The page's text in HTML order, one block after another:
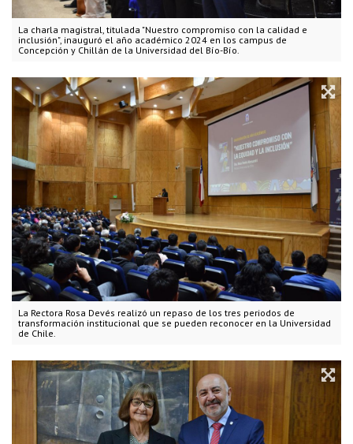
La charla magistral, titulada "Nuestro compromiso con la calidad e
inclusión", inauguró el año académico 2024 en los campus de
Concepción y Chillán de la Universidad del Bío-Bío.
La Rectora Rosa Devés realizó un repaso de los tres periodos de
transformación institucional que se pueden reconocer en la Universidad
de Chile.